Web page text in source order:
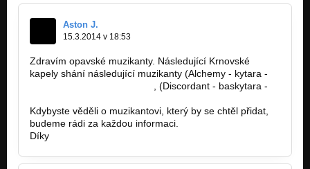
Aston J.
15.3.2014 v 18:53
Zdravím opavské muzikanty. Následující Krnovské
kapely shání následující muzikanty (Alchemy - kytara -
, (Discordant - baskytara -
Kdybyste věděli o muzikantovi, který by se chtěl přidat,
budeme rádi za každou informaci.
Díky